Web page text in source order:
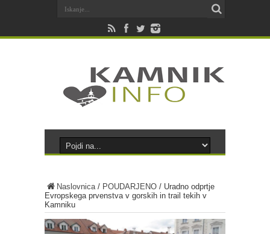
Naslovnica/ POUDARJENO / Uradno odprtje
Evropskega prvenstva v gorskih in trail tekih v
Kamniku